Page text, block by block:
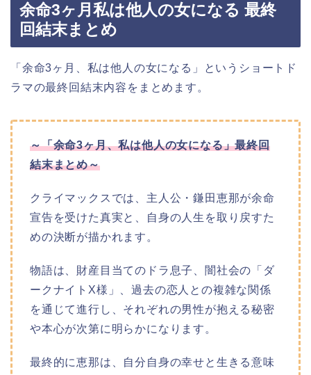
余命3ヶ月私は他人の女になる 最終
回結末まとめ
「余命3ヶ月、私は他人の女になる」というショートド
ラマの最終回結末内容をまとめます。
～「余命3ヶ月、私は他人の女になる」最終回
結末まとめ～
クライマックスでは、主人公・鎌田恵那が余命
宣告を受けた真実と、自身の人生を取り戻すた
めの決断が描かれます。
物語は、財産目当てのドラ息子、闇社会の「ダ
ークナイトX様」、過去の恋人との複雑な関係
を通じて進行し、それぞれの男性が抱える秘密
や本心が次第に明らかになります。
最終的に恵那は、自分自身の幸せと生きる意味